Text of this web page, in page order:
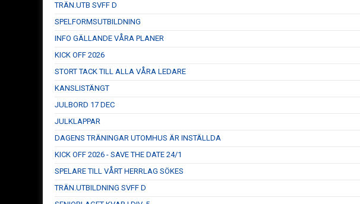
TRÄN.UTB SVFF D
SPELFORMSUTBILDNING
INFO GÄLLANDE VÅRA PLANER
KICK OFF 2026
STORT TACK TILL ALLA VÅRA LEDARE
KANSLISTÄNGT
JULBORD 17 DEC
JULKLAPPAR
DAGENS TRÄNINGAR UTOMHUS ÄR INSTÄLLDA
KICK OFF 2026 - SAVE THE DATE 24/1
SPELARE TILL VÅRT HERRLAG SÖKES
TRÄN.UTBILDNING SVFF D